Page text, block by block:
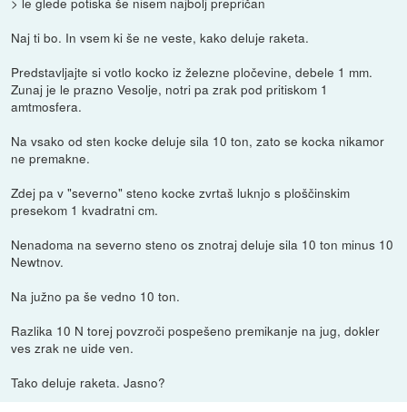
Naj ti bo. In vsem ki še ne veste, kako deluje raketa.
Predstavljajte si votlo kocko iz železne pločevine, debele 1 mm.
Zunaj je le prazno Vesolje, notri pa zrak pod pritiskom 1
amtmosfera.
Na vsako od sten kocke deluje sila 10 ton, zato se kocka nikamor
ne premakne.
Zdej pa v "severno" steno kocke zvrtaš luknjo s ploščinskim
presekom 1 kvadratni cm.
Nenadoma na severno steno os znotraj deluje sila 10 ton minus 10
Newtnov.
Na južno pa še vedno 10 ton.
Razlika 10 N torej povzroči pospešeno premikanje na jug, dokler
ves zrak ne uide ven.
Tako deluje raketa. Jasno?